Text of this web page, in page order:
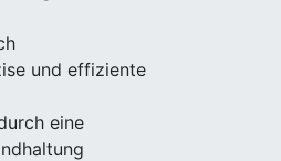
und effiziente
eine